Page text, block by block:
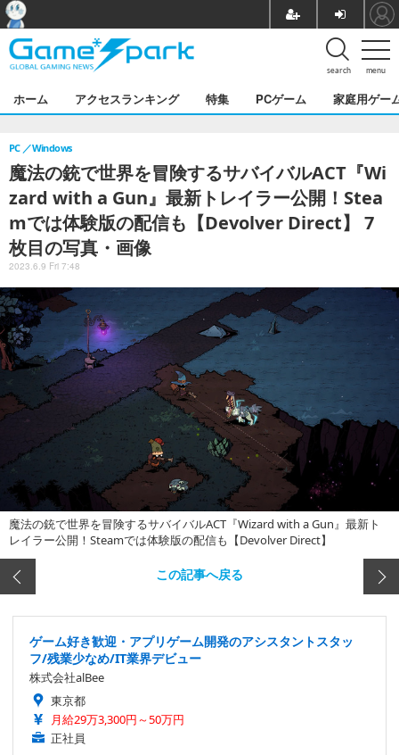
menu
search
ホーム アクセスランキング 特集 PCゲーム 家庭用ゲー
魔法の銃で世界を冒険するサバイバルACT『Wi
zard with a Gun』最新トレイラー公開！Stea
mでは体験版の配信も【Devolver Direct】 7
枚目の写真・画像
PC Windows
2023.6.9 Fri 7:48
魔法の銃で世界を冒険するサバイバルACT『Wizard with a Gun』最新ト
レイラー公開！Steamでは体験版の配信も【Devolver Direct】
この記事へ戻る
ゲーム好き歓迎・アプリゲーム開発のアシスタントスタッ
フ/残業少なめ/IT業界デビュー
株式会社alBee
東京都
月給29万3,300円～50万円
正社員